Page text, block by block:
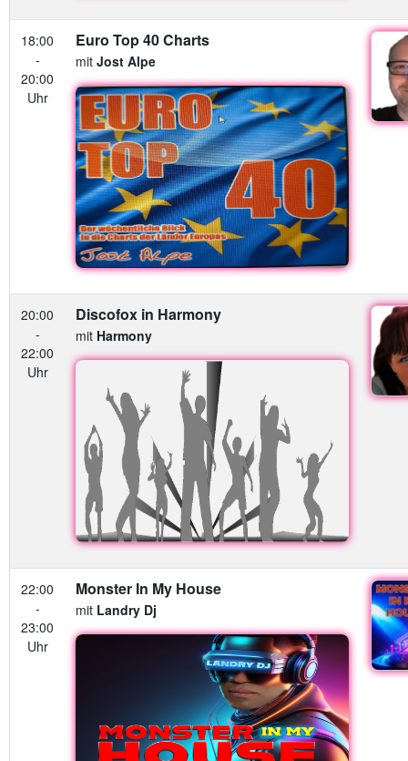
18:00
-
20:00
Uhr
Euro Top 40 Charts
mit Jost Alpe
20:00
-
22:00
Uhr
Discofox in Harmony
mit Harmony
22:00
-
23:00
Uhr
Monster In My House
mit Landry Dj